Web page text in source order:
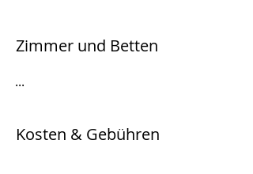
Zimmer und Betten
...
Kosten & Gebühren